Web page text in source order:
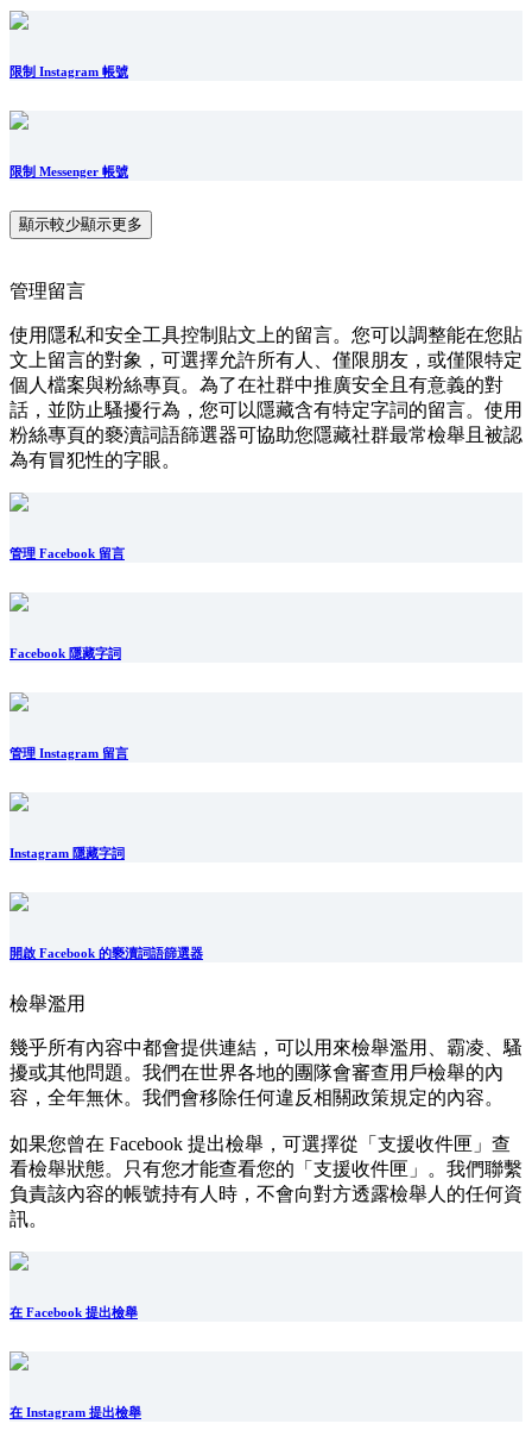
限制 Instagram 帳號
限制 Messenger 帳號
顯示較少顯示更多
管理留言
使用隱私和安全工具控制貼文上的留言。您可以調整能在您貼
文上留言的對象，可選擇允許所有人、僅限朋友，或僅限特定
個人檔案與粉絲專頁。為了在社群中推廣安全且有意義的對
話，並防止騷擾行為，您可以隱藏含有特定字詞的留言。使用
粉絲專頁的褻瀆詞語篩選器可協助您隱藏社群最常檢舉且被認
為有冒犯性的字眼。
管理 Facebook 留言
Facebook 隱藏字詞
管理 Instagram 留言
Instagram 隱藏字詞
開啟 Facebook 的褻瀆詞語篩選器
檢舉濫用
幾乎所有內容中都會提供連結，可以用來檢舉濫用、霸凌、騷
擾或其他問題。我們在世界各地的團隊會審查用戶檢舉的內
容，全年無休。我們會移除任何違反相關政策規定的內容。
如果您曾在 Facebook 提出檢舉，可選擇從「支援收件匣」查
看檢舉狀態。只有您才能查看您的「支援收件匣」。我們聯繫
負責該內容的帳號持有人時，不會向對方透露檢舉人的任何資
訊。
在 Facebook 提出檢舉
在 Instagram 提出檢舉